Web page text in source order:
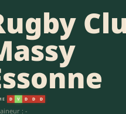
D V D D D
: -